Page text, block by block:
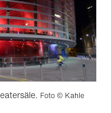
Foto © Kahle